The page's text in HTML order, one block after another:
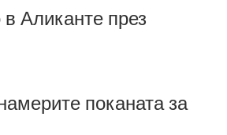
Аликанте през
поканата за